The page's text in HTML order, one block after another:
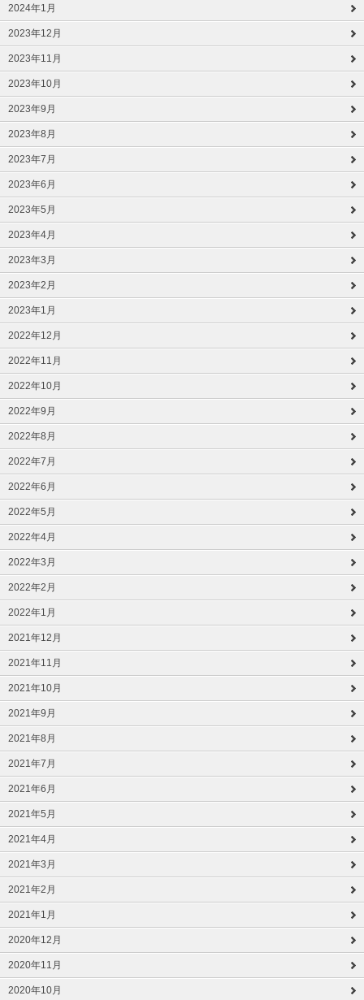
2024年1月
2023年12月
2023年11月
2023年10月
2023年9月
2023年8月
2023年7月
2023年6月
2023年5月
2023年4月
2023年3月
2023年2月
2023年1月
2022年12月
2022年11月
2022年10月
2022年9月
2022年8月
2022年7月
2022年6月
2022年5月
2022年4月
2022年3月
2022年2月
2022年1月
2021年12月
2021年11月
2021年10月
2021年9月
2021年8月
2021年7月
2021年6月
2021年5月
2021年4月
2021年3月
2021年2月
2021年1月
2020年12月
2020年11月
2020年10月